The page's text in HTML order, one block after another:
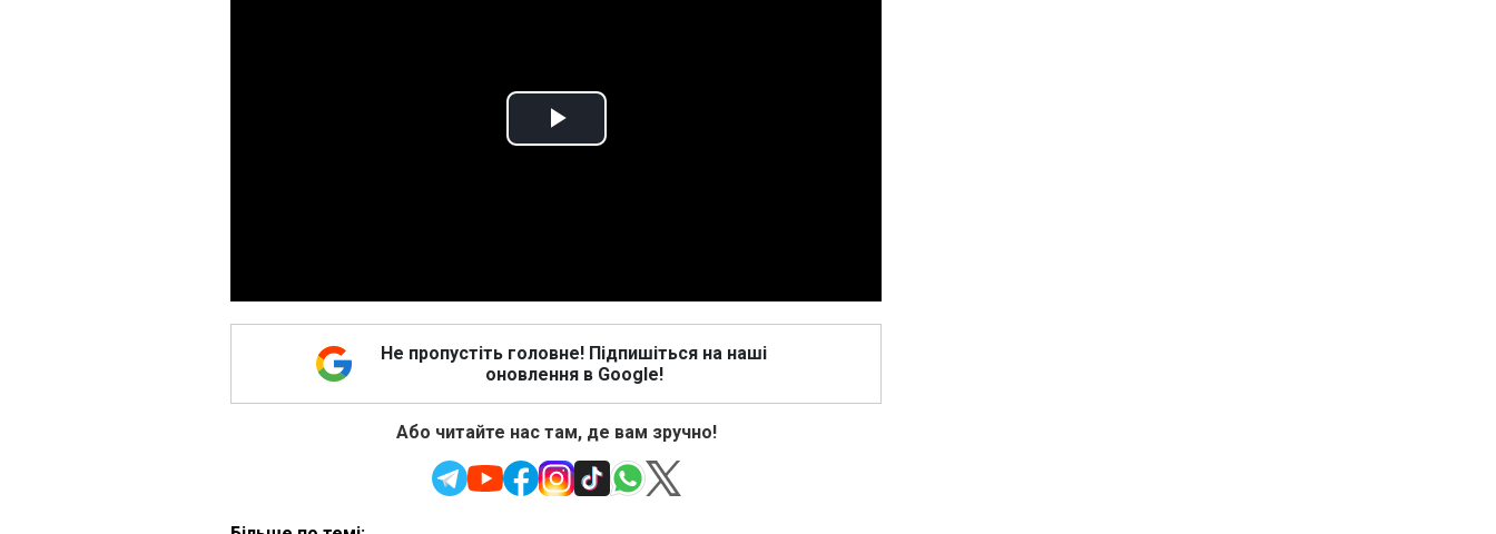
Play
Не пропустіть головне! Підпишіться на наші
оновлення в Google!
Або читайте нас там, де вам зручно!